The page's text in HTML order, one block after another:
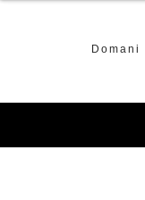
Domani